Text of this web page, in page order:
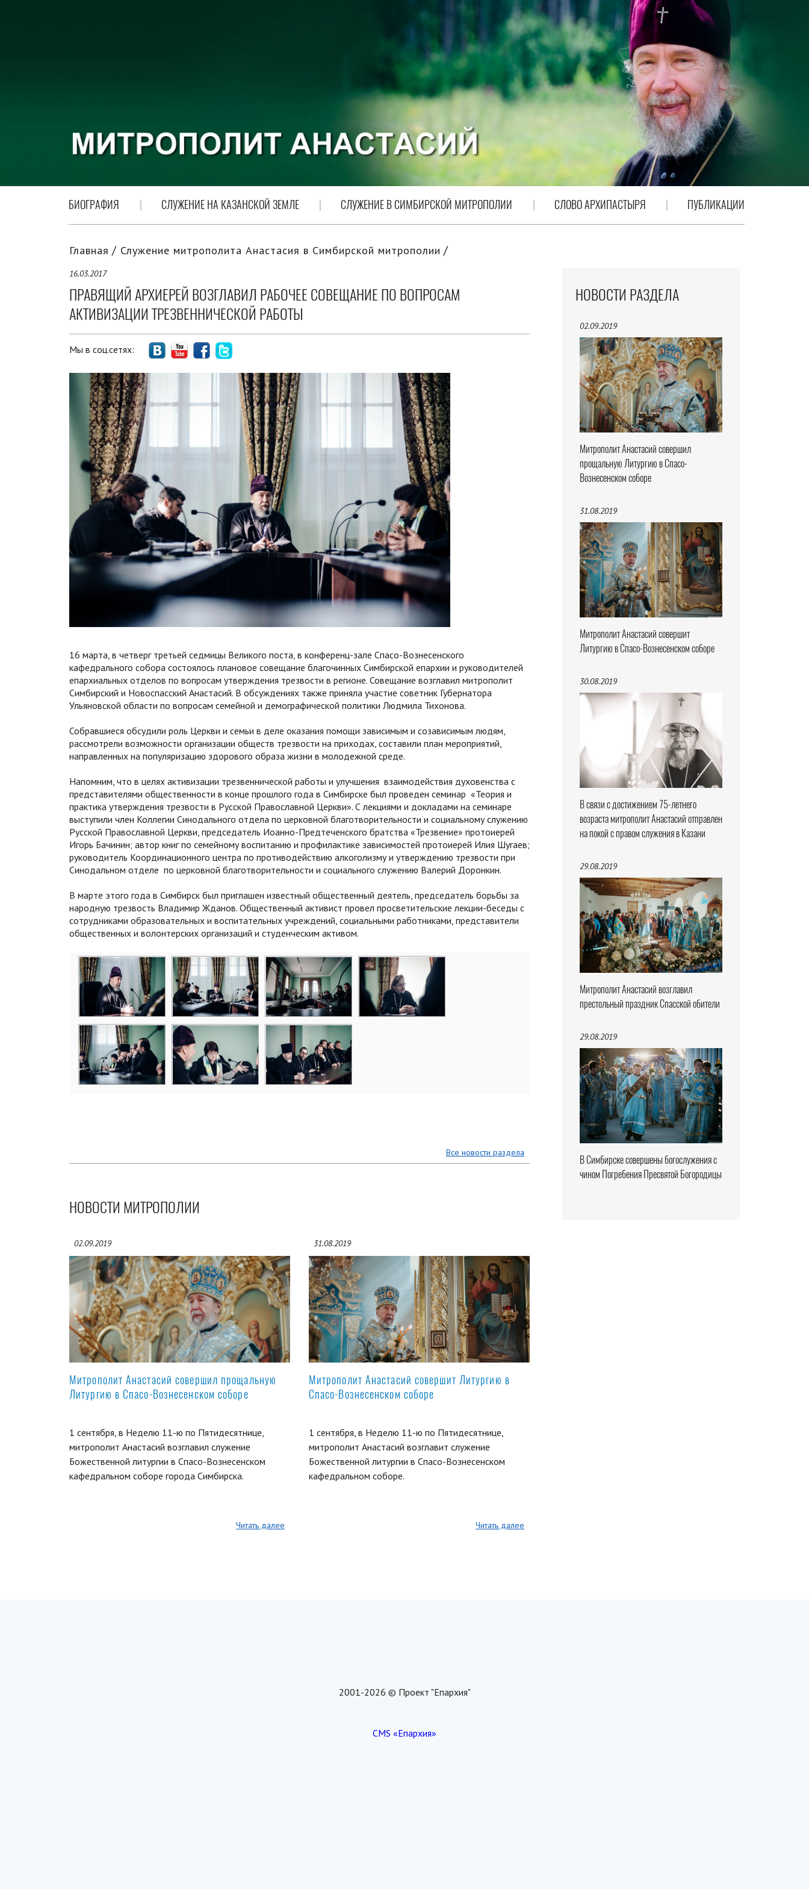
БИОГРАФИЯ СЛУЖЕНИЕ НА КАЗАНСКОЙ ЗЕМЛЕ СЛУЖЕНИЕ В СИМБИРСКОЙ МИТРОПОЛИИ СЛОВО АРХИПАСТЫРЯ ПУБЛИКАЦИИ
НОВОСТИ РАЗДЕЛА
02.09.2019
Митрополит Анастасий совершил
прощальную Литургию в Спасо-
Вознесенском соборе
31.08.2019
Митрополит Анастасий совершит
Литургию в Спасо-Вознесенском соборе
30.08.2019
В связи с достижением 75-летнего
возраста митрополит Анастасий отправлен
на покой с правом служения в Казани
29.08.2019
Митрополит Анастасий возглавил
престольный праздник Спасской обители
29.08.2019
В Симбирске совершены богослужения с
чином Погребения Пресвятой Богородицы
Главная Служение митрополита Анастасия в Симбирской митрополии
16.03.2017
ПРАВЯЩИЙ АРХИЕРЕЙ ВОЗГЛАВИЛ РАБОЧЕЕ СОВЕЩАНИЕ ПО ВОПРОСАМ
АКТИВИЗАЦИИ ТРЕЗВЕННИЧЕСКОЙ РАБОТЫ
Мы в соц.сетях:
16 марта, в четверг третьей седмицы Великого поста, в конференц-зале Спасо-Вознесенского
кафедрального собора состоялось плановое совещание благочинных Симбирской епархии и руководителей
епархиальных отделов по вопросам утверждения трезвости в регионе. Совещание возглавил митрополит
Симбирский и Новоспасский Анастасий. В обсуждениях также приняла участие советник Губернатора
Ульяновской области по вопросам семейной и демографической политики Людмила Тихонова.
Собравшиеся обсудили роль Церкви и семьи в деле оказания помощи зависимым и созависимым людям,
рассмотрели возможности организации обществ трезвости на приходах, составили план мероприятий,
направленных на популяризацию здорового образа жизни в молодежной среде.
Напомним, что в целях активизации трезвеннической работы и улучшения взаимодействия духовенства с
представителями общественности в конце прошлого года в Симбирске был проведен семинар «Теория и
практика утверждения трезвости в Русской Православной Церкви». С лекциями и докладами на семинаре
выступили член Коллегии Синодального отдела по церковной благотворительности и социальному служению
Русской Православной Церкви, председатель Иоанно-Предтеченского братства «Трезвение» протоиерей
Игорь Бачинин; автор книг по семейному воспитанию и профилактике зависимостей протоиерей Илия Шугаев;
руководитель Координационного центра по противодействию алкоголизму и утверждению трезвости при
Синодальном отделе по церковной благотворительности и социального служению Валерий Доронкин.
В марте этого года в Симбирск был приглашен известный общественный деятель, председатель борьбы за
народную трезвость Владимир Жданов. Общественный активист провел просветительские лекции-беседы с
сотрудниками образовательных и воспитательных учреждений, социальными работниками, представители
общественных и волонтерских организаций и студенческим активом.
Все новости раздела
НОВОСТИ МИТРОПОЛИИ
02.09.2019
Митрополит Анастасий совершил прощальную
Литургию в Спасо-Вознесенском соборе
1 сентября, в Неделю 11-ю по Пятидесятнице,
митрополит Анастасий возглавил служение
Божественной литургии в Спасо-Вознесенском
кафедральном соборе города Симбирска.
Читать далее
31.08.2019
Митрополит Анастасий совершит Литургию в
Спасо-Вознесенском соборе
1 сентября, в Неделю 11-ю по Пятидесятнице,
митрополит Анастасий возглавит служение
Божественной литургии в Спасо-Вознесенском
кафедральном соборе.
Читать далее
2001-2026 © Проект "Епархия"
CMS «Епархия»